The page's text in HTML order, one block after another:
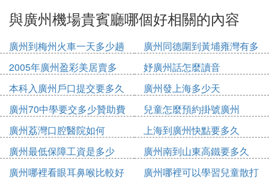
使用流程：先在銀聯公眾號上使用銀聯白金卡1元購
買貴賓廳使用權益，按照下圖流程來操作，目前休息
室調整到過安檢後配置更好的頭等艙休息室。
如何購買銀聯1元CIP：
1、持有人任意銀行銀聯白金卡
2、通過下面路徑購買銀聯機場貴賓廳權益
銀聯1元機場貴賓廳購買流程
3、購買成功後會有驗證碼(一定要提前購買)，拿著驗
證碼來到白雲T1機場出發大廳16號門進門右側約10
米處的16號門機場通會員接待中心驗證後使用。
與廣州機場貴賓廳哪個好相關的內容
廣州到梅州火車一天多少趟
廣州同德圍到黃埔雍灣有多
少公里
2005年廣州盈彩美居賣多
少錢
妤廣州話怎麼讀音
本科入廣州戶口提交要多久
廣州發上海多少天
廣州70中學要交多少贊助費
兒童怎麼預約掛號廣州
廣州荔灣口腔醫院如何
上海到廣州快點要多久
廣州最低保障工資是多少
2020
廣州南到山東高鐵要多久
廣州哪裡看眼耳鼻喉比較好
廣州哪裡可以學習兒童散打